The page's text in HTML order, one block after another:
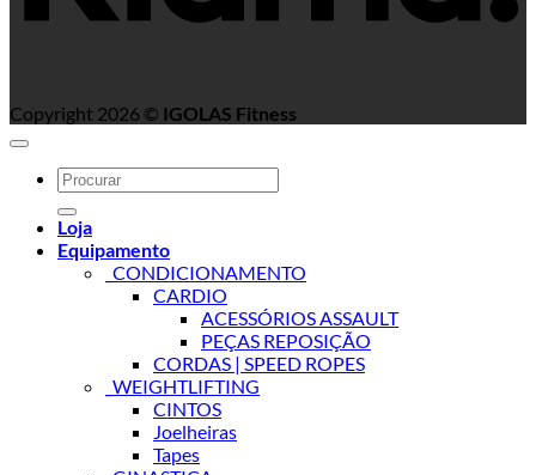
Copyright 2026 © IGOLAS Fitness
Search
for:
Loja
Equipamento
_CONDICIONAMENTO
CARDIO
ACESSÓRIOS ASSAULT
PEÇAS REPOSIÇÃO
CORDAS | SPEED ROPES
_WEIGHTLIFTING
CINTOS
Joelheiras
Tapes